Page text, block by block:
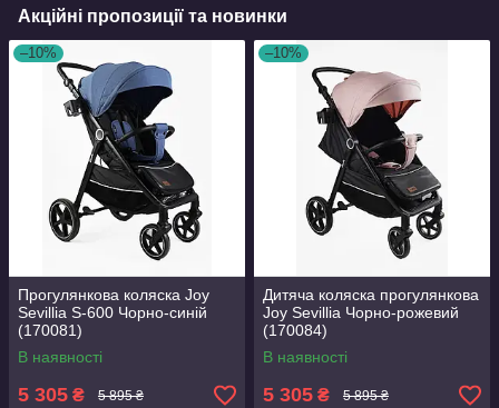
Акційні пропозиції та новинки
–10%
Прогулянкова коляска Joy
Sevillia S-600 Чорно-синій
(170081)
В наявності
5 305 ₴ 5 895 ₴
–10%
Дитяча коляска прогулянкова
Joy Sevillia Чорно-рожевий
(170084)
В наявності
5 305 ₴ 5 895 ₴